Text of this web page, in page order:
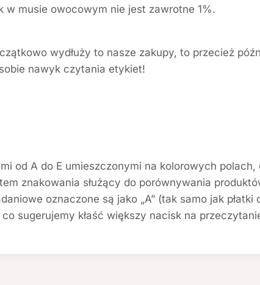
musie owocowym nie jest zawrotne 1%.
wydłuży to nasze zakupy, to przecież
nawyk czytania etykiet!
od A do E umieszczonymi na kolorowych
znakowania służący do porównywania
oznaczone są jako „A” (tak samo jak
sugerujemy kłaść większy nacisk na